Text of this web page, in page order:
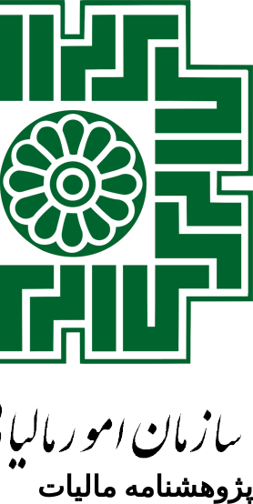
پژوهشنامه مالیات